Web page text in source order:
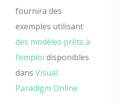
fournira des
exemples utilisant
des modèles prêts à
l’emploi disponibles
dansVisual
Paradigm Online